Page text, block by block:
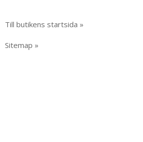
Till butikens startsida »
Sitemap »